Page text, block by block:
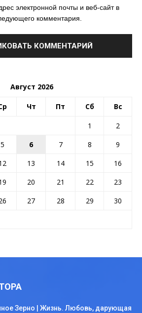
электронной почты и веб-сайт в
комментария.
Август 2026
Чт Пт Сб Вс
1
2
5 6 7 8
9
13 14 15
16
20 21 22
23
27 28 29
30
Зерно | Жизнь. Любовь, дарующая